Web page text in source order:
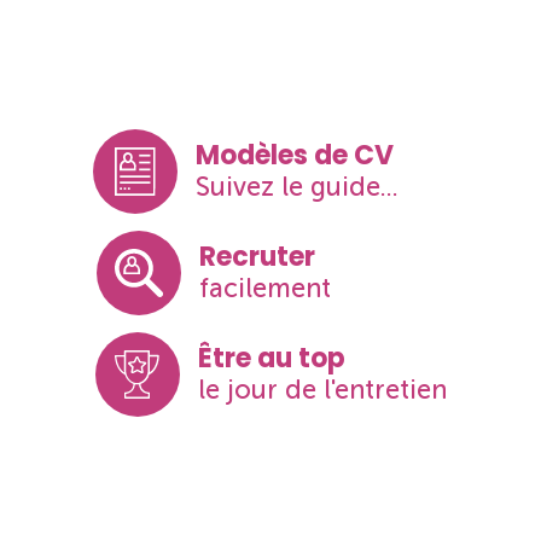
Modèles de CV
Suivez le guide...
Recruter
facilement
Être au top
le jour de l'entretien